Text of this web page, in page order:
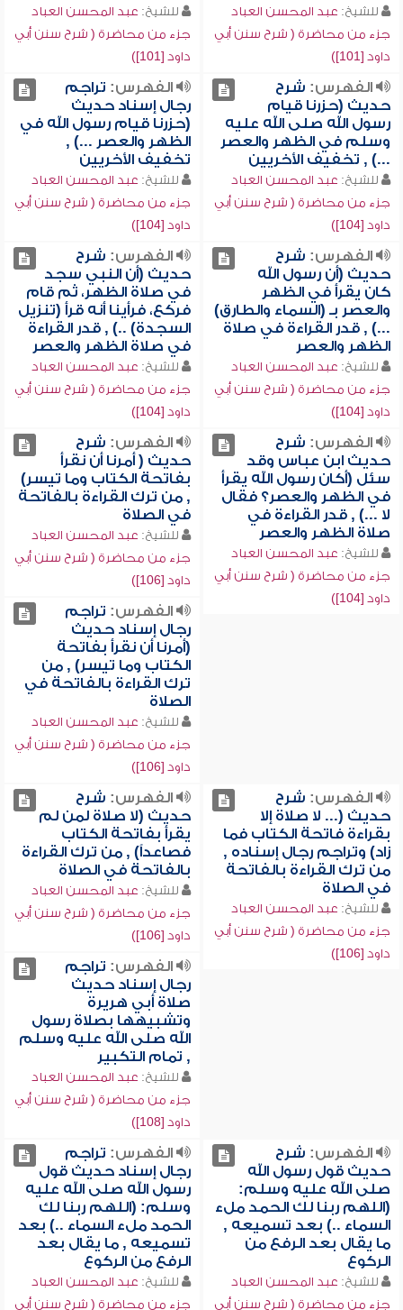
للشيخ: عبد المحسن العباد
جزء من محاضرة ( شرح سنن أبي
داود [101])
للشيخ: عبد المحسن العباد
جزء من محاضرة ( شرح سنن أبي
داود [101])
الفهرس: شرح
حديث (حزرنا قيام
رسول الله صلى الله عليه
وسلم في الظهر والعصر
...) , تخفيف الأخريين
للشيخ: عبد المحسن العباد
جزء من محاضرة ( شرح سنن أبي
داود [104])
الفهرس: تراجم
رجال إسناد حديث
(حزرنا قيام رسول الله في
الظهر والعصر ...) ,
تخفيف الأخريين
للشيخ: عبد المحسن العباد
جزء من محاضرة ( شرح سنن أبي
داود [104])
الفهرس: شرح
حديث (أن رسول الله
كان يقرأ في الظهر
والعصر بـ (السماء والطارق)
...) , قدر القراءة في صلاة
الظهر والعصر
للشيخ: عبد المحسن العباد
جزء من محاضرة ( شرح سنن أبي
داود [104])
الفهرس: شرح
حديث (أن النبي سجد
في صلاة الظهر، ثم قام
فركع، فرأينا أنه قرأ (تنزيل
السجدة) ..) , قدر القراءة
في صلاة الظهر والعصر
للشيخ: عبد المحسن العباد
جزء من محاضرة ( شرح سنن أبي
داود [104])
الفهرس: شرح
حديث ابن عباس وقد
سئل (أكان رسول الله يقرأ
في الظهر والعصر؟ فقال
لا ...) , قدر القراءة في
صلاة الظهر والعصر
للشيخ: عبد المحسن العباد
جزء من محاضرة ( شرح سنن أبي
داود [104])
الفهرس: شرح
حديث ( أمرنا أن نقرأ
بفاتحة الكتاب وما تيسر)
, من ترك القراءة بالفاتحة
في الصلاة
للشيخ: عبد المحسن العباد
جزء من محاضرة ( شرح سنن أبي
داود [106])
الفهرس: تراجم
رجال إسناد حديث
(أمرنا أن نقرأ بفاتحة
الكتاب وما تيسر) , من
ترك القراءة بالفاتحة في
الصلاة
للشيخ: عبد المحسن العباد
جزء من محاضرة ( شرح سنن أبي
داود [106])
الفهرس: شرح
حديث (... لا صلاة إلا
بقراءة فاتحة الكتاب فما
زاد) وتراجم رجال إسناده ,
من ترك القراءة بالفاتحة
في الصلاة
للشيخ: عبد المحسن العباد
جزء من محاضرة ( شرح سنن أبي
داود [106])
الفهرس: شرح
حديث (لا صلاة لمن لم
يقرأ بفاتحة الكتاب
فصاعداً) , من ترك القراءة
بالفاتحة في الصلاة
للشيخ: عبد المحسن العباد
جزء من محاضرة ( شرح سنن أبي
داود [106])
الفهرس: تراجم
رجال إسناد حديث
صلاة أبي هريرة
وتشبيهها بصلاة رسول
الله صلى الله عليه وسلم
, تمام التكبير
للشيخ: عبد المحسن العباد
جزء من محاضرة ( شرح سنن أبي
داود [108])
الفهرس: شرح
حديث قول رسول الله
صلى الله عليه وسلم:
(اللهم ربنا لك الحمد ملء
السماء ..) بعد تسميعه ,
ما يقال بعد الرفع من
الركوع
للشيخ: عبد المحسن العباد
جزء من محاضرة ( شرح سنن أبي
الفهرس: تراجم
رجال إسناد حديث قول
رسول الله صلى الله عليه
وسلم: (اللهم ربنا لك
الحمد ملء السماء ..) بعد
تسميعه , ما يقال بعد
الرفع من الركوع
للشيخ: عبد المحسن العباد
جزء من محاضرة ( شرح سنن أبي